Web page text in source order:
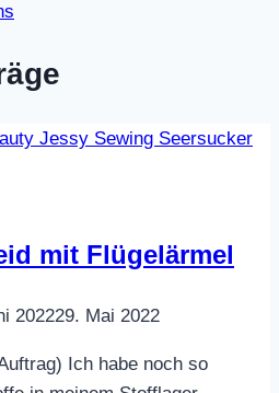
mit Flügelärmel
202229. Mai 2022
Ich habe noch so